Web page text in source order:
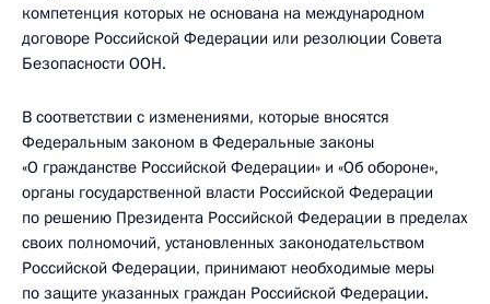
компетенция которых не основана на международном
договоре Российской Федерации или резолюции Совета
Безопасности ООН.
В соответствии с изменениями, которые вносятся
Федеральным законом в Федеральные законы
«О гражданстве Российской Федерации» и «Об обороне»,
органы государственной власти Российской Федерации
по решению Президента Российской Федерации в пределах
своих полномочий, установленных законодательством
Российской Федерации, принимают необходимые меры
по защите указанных граждан Российской Федерации.